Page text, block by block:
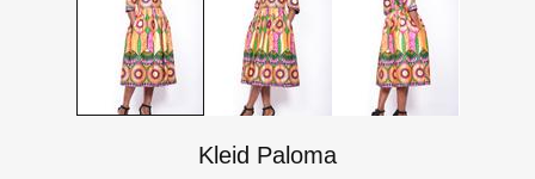
Kleid Paloma